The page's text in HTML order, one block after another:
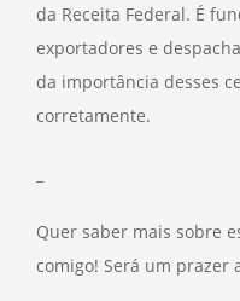
da Receita Federal. É
exportadores e
da importância desses
corretamente.
Quer saber mais sobre
comigo! Será um prazer